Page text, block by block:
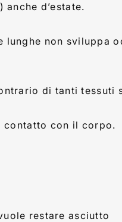
d’estate.
lunghe non sviluppa
di tanti tessuti
contatto con il corpo.
restare asciutto